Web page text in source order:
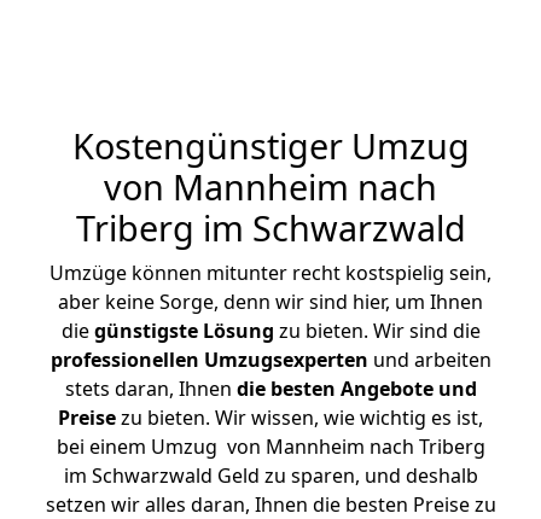
Kostengünstiger Umzug
von Mannheim nach
Triberg im Schwarzwald
Umzüge können mitunter recht kostspielig sein,
aber keine Sorge, denn wir sind hier, um Ihnen
diegünstigste Lösung zu bieten. Wir sind die
professionellen Umzugsexperten und arbeiten
stets daran, Ihnen die besten Angebote und
Preisezu bieten. Wir wissen, wie wichtig es ist,
bei einem Umzug von Mannheim nach Triberg
im Schwarzwald Geld zu sparen, und deshalb
setzen wir alles daran, Ihnen die besten Preise zu